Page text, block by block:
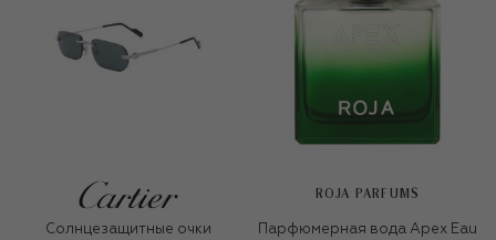
Солнцезащитные очки
ROJA PARFUMS
Парфюмерная вода Apex Eau